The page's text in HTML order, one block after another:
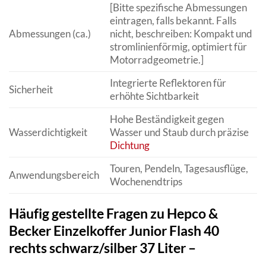
Abmessungen (ca.)
[Bitte spezifische Abmessungen
eintragen, falls bekannt. Falls
nicht, beschreiben: Kompakt und
stromlinienförmig, optimiert für
Motorradgeometrie.]
Sicherheit
Integrierte Reflektoren für
erhöhte Sichtbarkeit
Wasserdichtigkeit
Hohe Beständigkeit gegen
Wasser und Staub durch präzise
Dichtung
Anwendungsbereich
Touren, Pendeln, Tagesausflüge,
Wochenendtrips
Häufig gestellte Fragen zu Hepco &
Becker Einzelkoffer Junior Flash 40
rechts schwarz/silber 37 Liter –